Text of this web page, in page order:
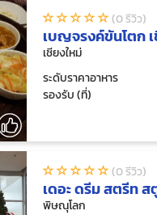
(0 รีวิว)
เบญจรงค์ขันโตก
เชียงใหม่
ระดับราคาอาหาร
รองรับ (ที่)
(0 รีวิว)
เดอะ ดรีม สตรีท ส
พิษณุโลก